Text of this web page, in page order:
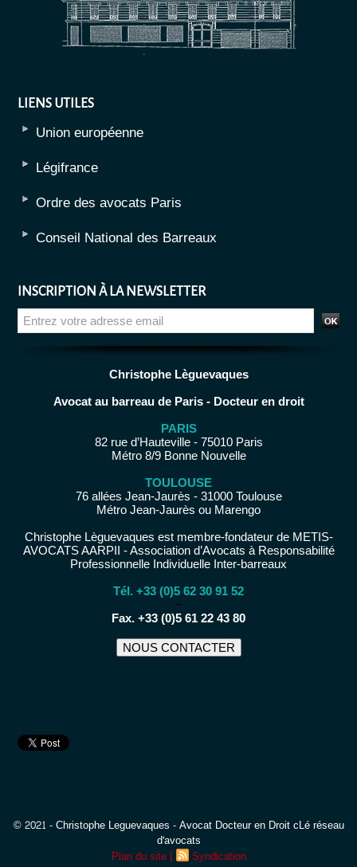
LIENS UTILES
Union européenne
Légifrance
Ordre des avocats Paris
Conseil National des Barreaux
INSCRIPTION À LA NEWSLETTER
Christophe Lèguevaques
Avocat au barreau de Paris - Docteur en droit
PARIS
82 rue d’Hauteville - 75010 Paris
Métro 8/9 Bonne Nouvelle
TOULOUSE
76 allées Jean-Jaurès - 31000 Toulouse
Métro Jean-Jaurès ou Marengo
Christophe Lèguevaques est membre-fondateur de METIS-
AVOCATS AARPII - Association d’Avocats à Responsabilité
Professionnelle Individuelle Inter-barreaux
Tél. +33 (0)5 62 30 91 52
−
Fax. +33 (0)5 61 22 43 80
NOUS CONTACTER
© 2021 - Christophe Leguevaques - Avocat Docteur en Droit cLé réseau
d'avocats
Plan du site | Syndication